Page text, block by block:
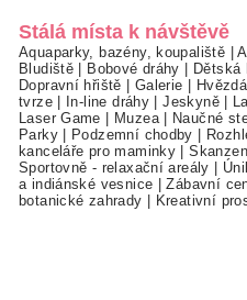
Stálá místa k návštěvě
Aquaparky, bazény, koupaliště |
Bludiště
Bobové dráhy Dětská
Dopravní hřiště
Galerie
tvrze| In-line dráhy |Jeskyně|
Laser Game
Muzea| Naučné
Parky| Podzemní chodby
kanceláře pro maminky |
Sportovně - relaxační areály
a indiánské vesnice |Zábavní
botanické zahrady
Kreativní